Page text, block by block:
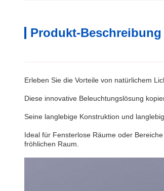
Produkt-Beschreibung
Erleben Sie die Vorteile von natürlichem
Diese innovative Beleuchtungslösung
Seine langlebige Konstruktion und
Ideal für Fensterlose Räume oder
fröhlichen Raum.